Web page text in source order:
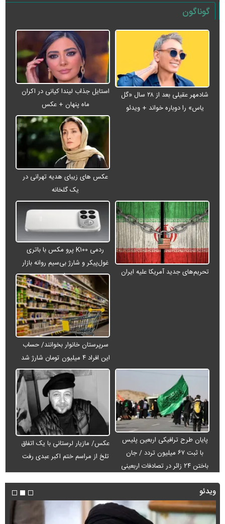
گوناگون
شادمهر عقیلی بعد از ۲۸ سال «گل
یاس» را دوباره خواند + ویدئو
استایل جذاب لیندا کیانی در اکران
ماه پنهان + عکس
عکس های زیبای هدیه تهرانی در
یک گلخانه
تحریم‌های جدید آمریکا علیه ایران
ردمی K۱۰۰ پرو مکس با باتری
غول‌پیکر و شارژ بی‌سیم روانه بازار
می‌شود
سرپرستان خانوار بخوانند/ حساب
این افراد ۴ میلیون تومان شارژ شد
پایان طرح ترافیکی اربعین پلیس
با ثبت ۶۷ میلیون تردد / جان
باختن ۲۴ زائر در تصادفات اربعینی
عکس/ مازیار لرستانی با یک اتفاق
تلخ از مراسم ختم اکبر عبدی رفت
ویدئو